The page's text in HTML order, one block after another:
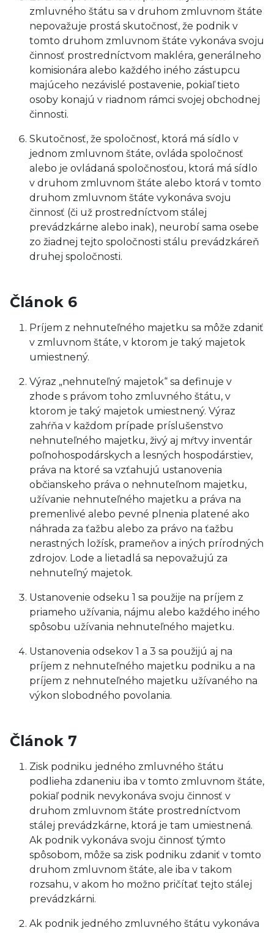
zmluvného štátu sa v druhom zmluvnom štáte
nepovažuje prostá skutočnosť, že podnik v
tomto druhom zmluvnom štáte vykonáva svoju
činnosť prostredníctvom makléra, generálneho
komisionára alebo každého iného zástupcu
majúceho nezávislé postavenie, pokiaľ tieto
osoby konajú v riadnom rámci svojej obchodnej
činnosti.
Skutočnosť, že spoločnosť, ktorá má sídlo v
jednom zmluvnom štáte, ovláda spoločnosť
alebo je ovládaná spoločnosťou, ktorá má sídlo
v druhom zmluvnom štáte alebo ktorá v tomto
druhom zmluvnom štáte vykonáva svoju
činnosť (či už prostredníctvom stálej
prevádzkárne alebo inak), neurobí sama osebe
zo žiadnej tejto spoločnosti stálu prevádzkáreň
druhej spoločnosti.
Článok 6
Príjem z nehnuteľného majetku sa môže zdaniť
v zmluvnom štáte, v ktorom je taký majetok
umiestnený.
Výraz „nehnuteľný majetok“ sa definuje v
zhode s právom toho zmluvného štátu, v
ktorom je taký majetok umiestnený. Výraz
zahŕňa v každom prípade príslušenstvo
nehnuteľného majetku, živý aj mŕtvy inventár
poľnohospodárskych a lesných hospodárstiev,
práva na ktoré sa vzťahujú ustanovenia
občianskeho práva o nehnuteľnom majetku,
užívanie nehnuteľného majetku a práva na
premenlivé alebo pevné plnenia platené ako
náhrada za ťažbu alebo za právo na ťažbu
nerastných ložísk, prameňov a iných prírodných
zdrojov. Lode a lietadlá sa nepovažujú za
nehnuteľný majetok.
Ustanovenie odseku 1 sa použije na príjem z
priameho užívania, nájmu alebo každého iného
spôsobu užívania nehnuteľného majetku.
Ustanovenia odsekov 1 a 3 sa použijú aj na
príjem z nehnuteľného majetku podniku a na
príjem z nehnuteľného majetku užívaného na
výkon slobodného povolania.
Článok 7
Zisk podniku jedného zmluvného štátu
podlieha zdaneniu iba v tomto zmluvnom štáte,
pokiaľ podnik nevykonáva svoju činnosť v
druhom zmluvnom štáte prostredníctvom
stálej prevádzkárne, ktorá je tam umiestnená.
Ak podnik vykonáva svoju činnosť týmto
spôsobom, môže sa zisk podniku zdaniť v tomto
druhom zmluvnom štáte, ale iba v takom
rozsahu, v akom ho možno pričítať tejto stálej
prevádzkárni.
Ak podnik jedného zmluvného štátu vykonáva